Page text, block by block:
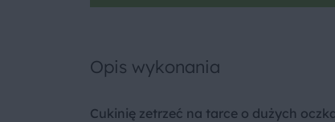
Opis wykonania
Cukinię zetrzeć na tarce o dużych